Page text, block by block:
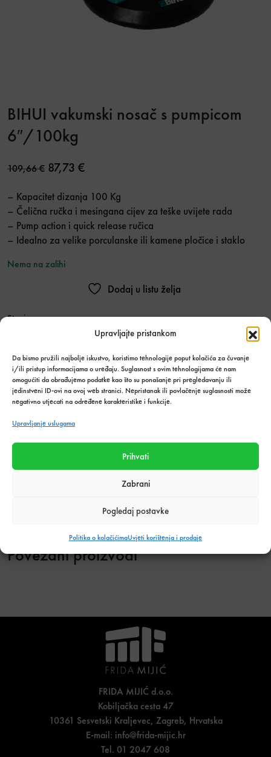
Upravljajte pristankom
Da bismo pružili najbolje iskustvo, koristimo tehnologije poput kolačića za čuvanje
i/ili pristup informacijama o uređaju. Suglasnost s ovim tehnologijama će nam
omogućiti da obrađujemo podatke kao što su ponašanje pri pregledavanju ili
jedinstveni ID-ovi na ovoj web stranici. Nepristanak ili povlačenje suglasnosti može
negativno utjecati na određene karakteristike i funkcije.
Upravljanje uslugama
Prihvati
Zabrani
Pogledaj postavke
Politika o kolačićimaUvjeti korištenja i prodaje
BIHUI vakumski nosač s pumpicom
6″/100kg
109,66€ Original price was: 109,66 €.
87,73 €Current price is: 87,73 €.
– Kapacitet dizanja 100 Kg
– Čelična ručka i mesingana cijev za teške uvijete rada
– Pump action i quick release ručica
– Idealno za velike porculanske ili kamene pločice i staklo
Nema na zalihi
Dodaj u listu želja
Stanje:
Količina zaliha: 0 kom
SKU:8317
Kategorija: Alati i oprema za keramičare,Alati i pribor,Mjesečna
akcija
Podijeli s prijateljima:
Tehnički podaci o proizvodu
Povezani proizvodi
FRIDA MIJIĆ d.o.o.
Kobiljačka cesta 47
10361 Sesvetski Kraljevec, Zagreb, Hrvatska
E-mail: info@frida-mijic.hr
Tel. 01 2047 608